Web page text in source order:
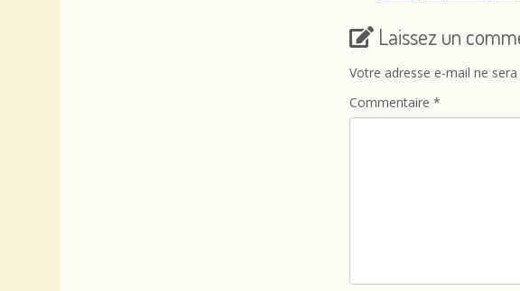
Laissez un
Votre adresse e-mail ne sera
Commentaire *